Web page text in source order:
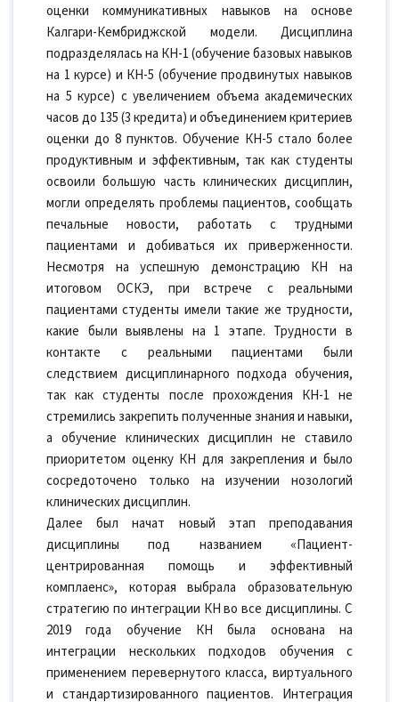
оценки коммуникативных навыков на основе
Калгари-Кембриджской модели. Дисциплина
подразделялась на КН-1 (обучение базовых навыков
на 1 курсе) и КН-5 (обучение продвинутых навыков
на 5 курсе) с увеличением объема академических
часов до 135 (3 кредита) и объединением критериев
оценки до 8 пунктов. Обучение КН-5 стало более
продуктивным и эффективным, так как студенты
освоили большую часть клинических дисциплин,
могли определять проблемы пациентов, сообщать
печальные новости, работать с трудными
пациентами и добиваться их приверженности.
Несмотря на успешную демонстрацию КН на
итоговом ОСКЭ, при встрече с реальными
пациентами студенты имели такие же трудности,
какие были выявлены на 1 этапе. Трудности в
контакте с реальными пациентами были
следствием дисциплинарного подхода обучения,
так как студенты после прохождения КН-1 не
стремились закрепить полученные знания и навыки,
а обучение клинических дисциплин не ставило
приоритетом оценку КН для закрепления и было
сосредоточено только на изучении нозологий
клинических дисциплин.
Далее был начат новый этап преподавания
дисциплины под названием «Пациент-
центрированная помощь и эффективный
комплаенс», которая выбрала образовательную
стратегию по интеграции КН во все дисциплины. С
2019 года обучение КН была основана на
интеграции нескольких подходов обучения с
применением перевернутого класса, виртуального
и стандартизированного пациентов. Интеграция